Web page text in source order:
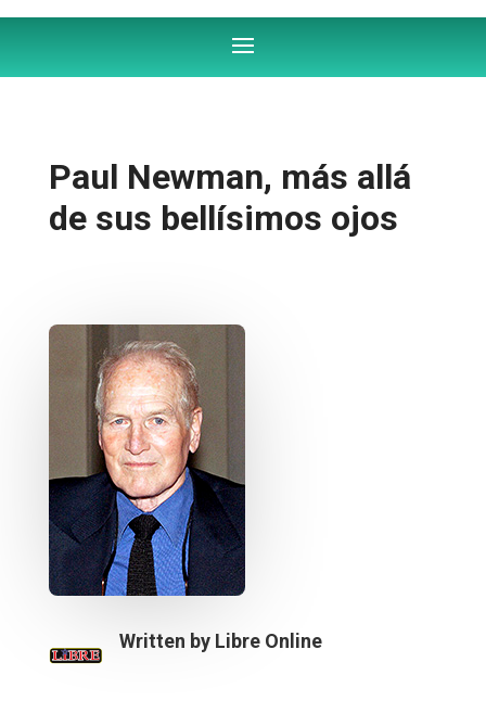
Paul Newman, más allá
de sus bellísimos ojos
Written by Libre Online